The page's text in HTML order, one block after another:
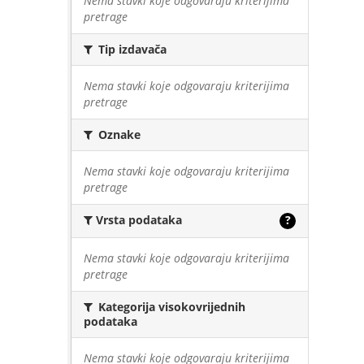
pretrage
Tip izdavača
Nema stavki koje odgovaraju kriterijima
pretrage
Oznake
Nema stavki koje odgovaraju kriterijima
pretrage
Vrsta podataka ?
Nema stavki koje odgovaraju kriterijima
pretrage
Kategorija visokovrijednih
podataka
Nema stavki koje odgovaraju kriterijima